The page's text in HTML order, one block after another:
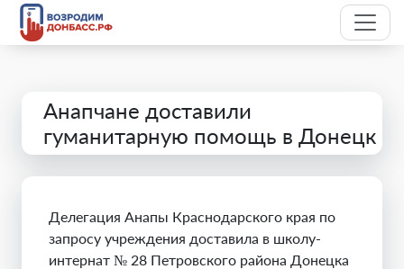
Анапчане доставили
гуманитарную помощь в Донецк
Делегация Анапы Краснодарского края по
запросу учреждения доставила в школу-
интернат № 28 Петровского района Донецка